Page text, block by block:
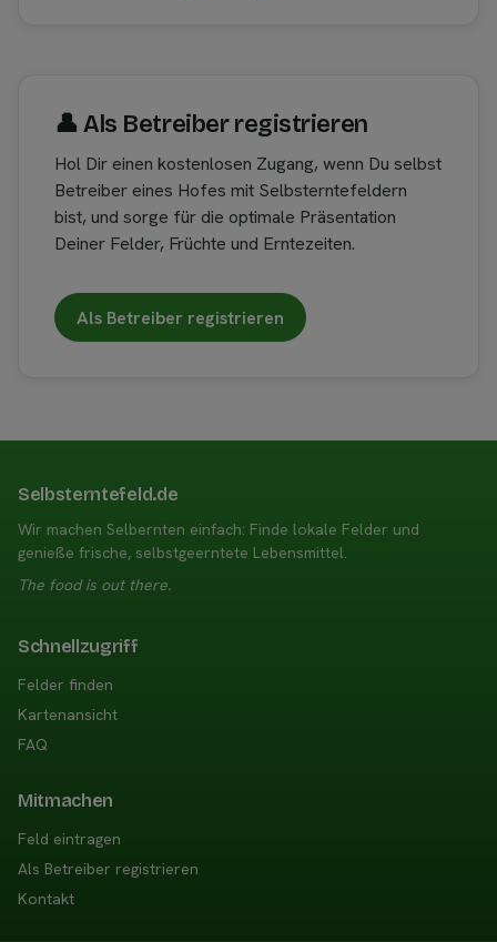
👤︎ Als Betreiber registrieren
Hol Dir einen kostenlosen Zugang, wenn Du selbst
Betreiber eines Hofes mit Selbsterntefeldern
bist, und sorge für die optimale Präsentation
Deiner Felder, Früchte und Erntezeiten.
Als Betreiber registrieren
Selbsterntefeld.de
Wir machen Selbernten einfach: Finde lokale Felder und
genieße frische, selbstgeerntete Lebensmittel.
The food is out there.
Schnellzugriff
Felder finden
Kartenansicht
FAQ
Mitmachen
Feld eintragen
Als Betreiber registrieren
Kontakt